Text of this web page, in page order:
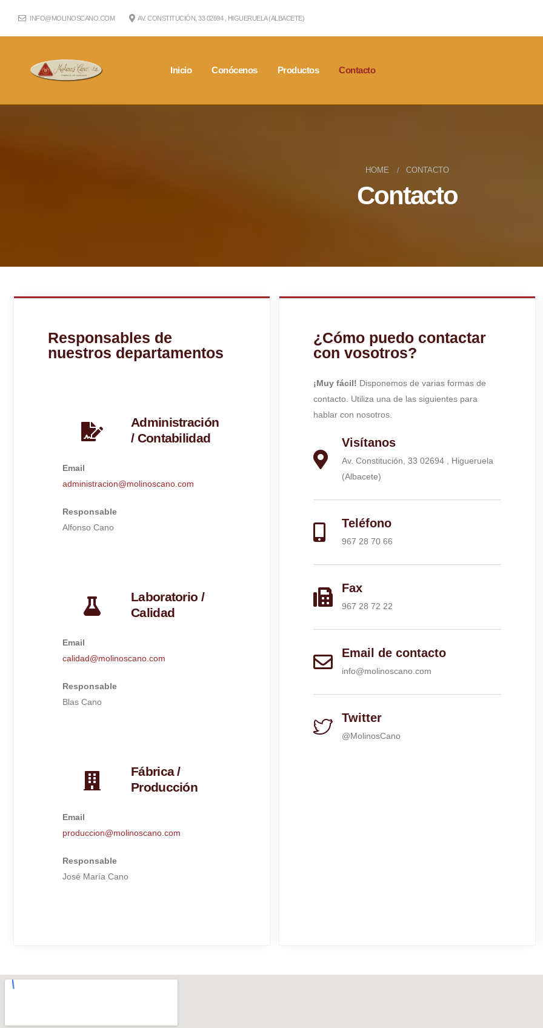
INFO@MOLINOSCANO.COM AV. CONSTITUCIÓN, 33 02694 , HIGUERUELA (ALBACETE)
Inicio Conócenos Productos Contacto
HOME CONTACTO
Contacto
Responsables de
nuestros departamentos
Administración
/ Contabilidad
Email
administracion@molinoscano.com
Responsable
Alfonso Cano
Laboratorio /
Calidad
Email
calidad@molinoscano.com
Responsable
Blas Cano
Fábrica /
Producción
Email
produccion@molinoscano.com
Responsable
José María Cano
¿Cómo puedo contactar
con vosotros?
¡Muy fácil! Disponemos de varias formas de
contacto. Utiliza una de las siguientes para
hablar con nosotros.
Visítanos
Av. Constitución, 33 02694 , Higueruela
(Albacete)
Teléfono
967 28 70 66
Fax
967 28 72 22
Email de contacto
info@molinoscano.com
Twitter
@MolinosCano